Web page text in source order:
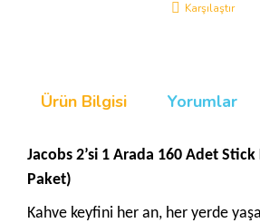
Karşılaştır
Ürün Bilgisi Yorumlar
Jacobs 2’si 1 Arada 160 Adet
Paket)
Kahve keyfini her an, her yerde